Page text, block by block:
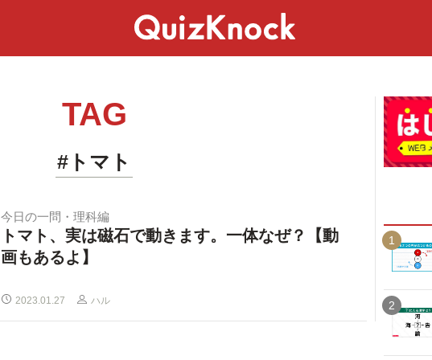
TAG
#トマト
今日の一問・理科編
トマト、実は磁石で動きます。一体なぜ？【動
画もあるよ】
2023.01.27 ハル
1
2